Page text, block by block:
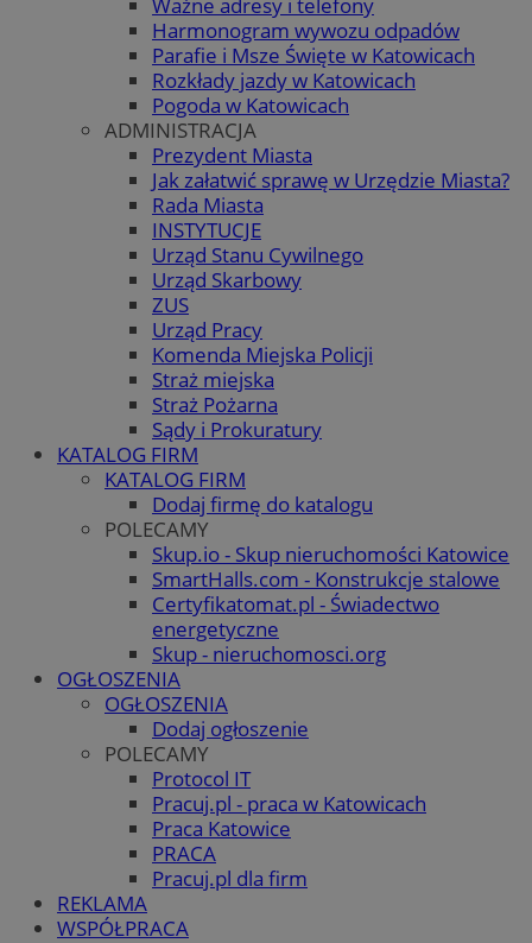
Harmonogram wywozu odpadów
Parafie i Msze Święte w Katowicach
Rozkłady jazdy w Katowicach
Pogoda w Katowicach
ADMINISTRACJA
Prezydent Miasta
Jak załatwić sprawę w Urzędzie Miasta?
Rada Miasta
INSTYTUCJE
Urząd Stanu Cywilnego
Urząd Skarbowy
ZUS
Urząd Pracy
Komenda Miejska Policji
Straż miejska
Straż Pożarna
Sądy i Prokuratury
KATALOG FIRM
KATALOG FIRM
Dodaj firmę do katalogu
POLECAMY
Skup.io - Skup nieruchomości Katowice
SmartHalls.com - Konstrukcje stalowe
Certyfikatomat.pl - Świadectwo
energetyczne
Skup - nieruchomosci.org
OGŁOSZENIA
OGŁOSZENIA
Dodaj ogłoszenie
POLECAMY
Protocol IT
Pracuj.pl - praca w Katowicach
Praca Katowice
PRACA
Pracuj.pl dla firm
REKLAMA
WSPÓŁPRACA